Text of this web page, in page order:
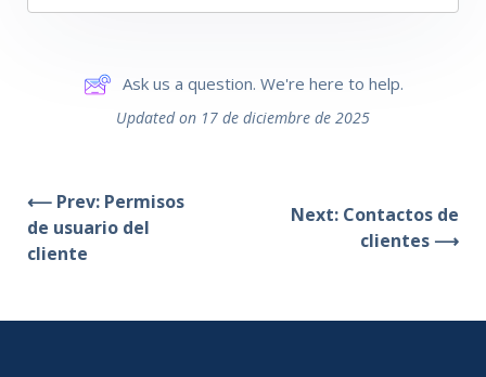
Ask us a question. We're here to help.
Updated on 17 de diciembre de 2025
⟵ Prev: Permisos
de usuario del
cliente
Next: Contactos de
clientes ⟶